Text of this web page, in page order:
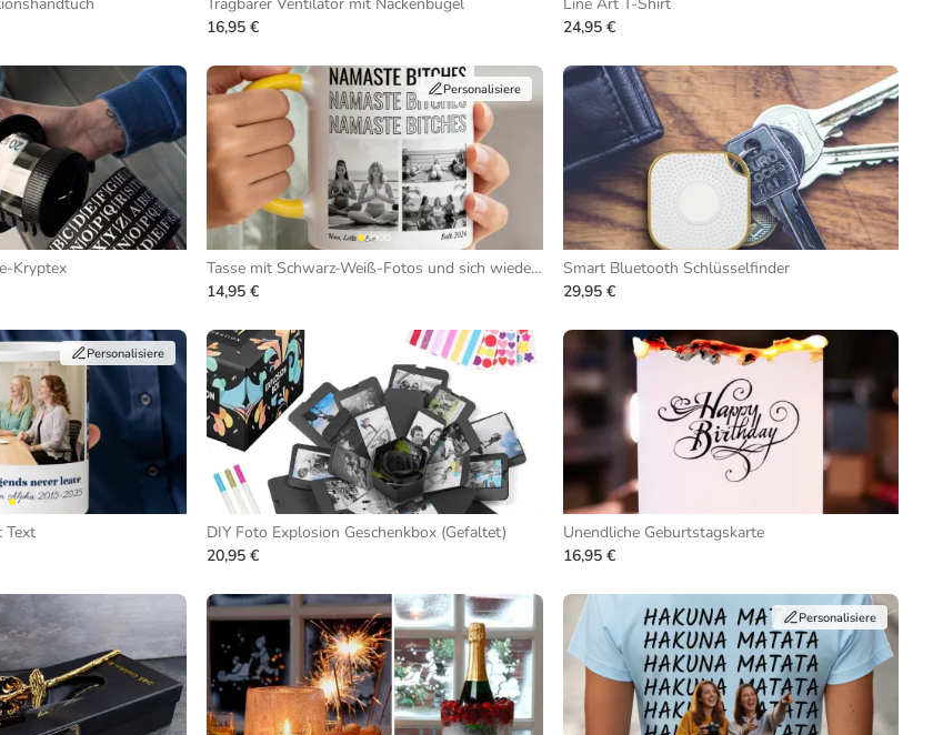
16,95 €
24,95 €
Kryptex
Personalisiere
Tasse mit Schwarz-Weiß-Fotos und sich wiederholendem Text
14,95 €
Smart Bluetooth Schlüsselfinder
29,95 €
Personalisiere
Text
DIY Foto Explosion Geschenkbox (Gefaltet)
20,95 €
Unendliche Geburtstagskarte
16,95 €
Personalisiere